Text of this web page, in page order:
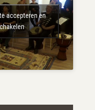
accepteren en